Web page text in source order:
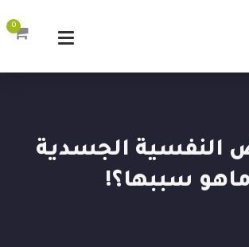
0
النفسية الجسدية
ماهو سببها؟!